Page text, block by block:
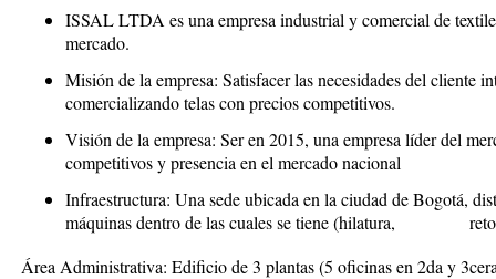
ISSAL LTDA es una empresa industrial y comercial de
mercado.
Misión de la empresa: Satisfacer las necesidades del cliente
comercializando telas con precios competitivos.
Visión de la empresa: Ser en 2015, una empresa líder del
competitivos y presencia en el mercado nacional
Infraestructura: Una sede ubicada en la ciudad de Bogotá,
máquinas dentro de las cuales se tiene (hilatura,
Área Administrativa: Edificio de 3 plantas (5 oficinas en 2da y